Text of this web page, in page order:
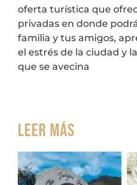
oferta turística que
privadas en donde
familia y tus amigos,
el estrés de la ciudad y
que se avecina
Leer más